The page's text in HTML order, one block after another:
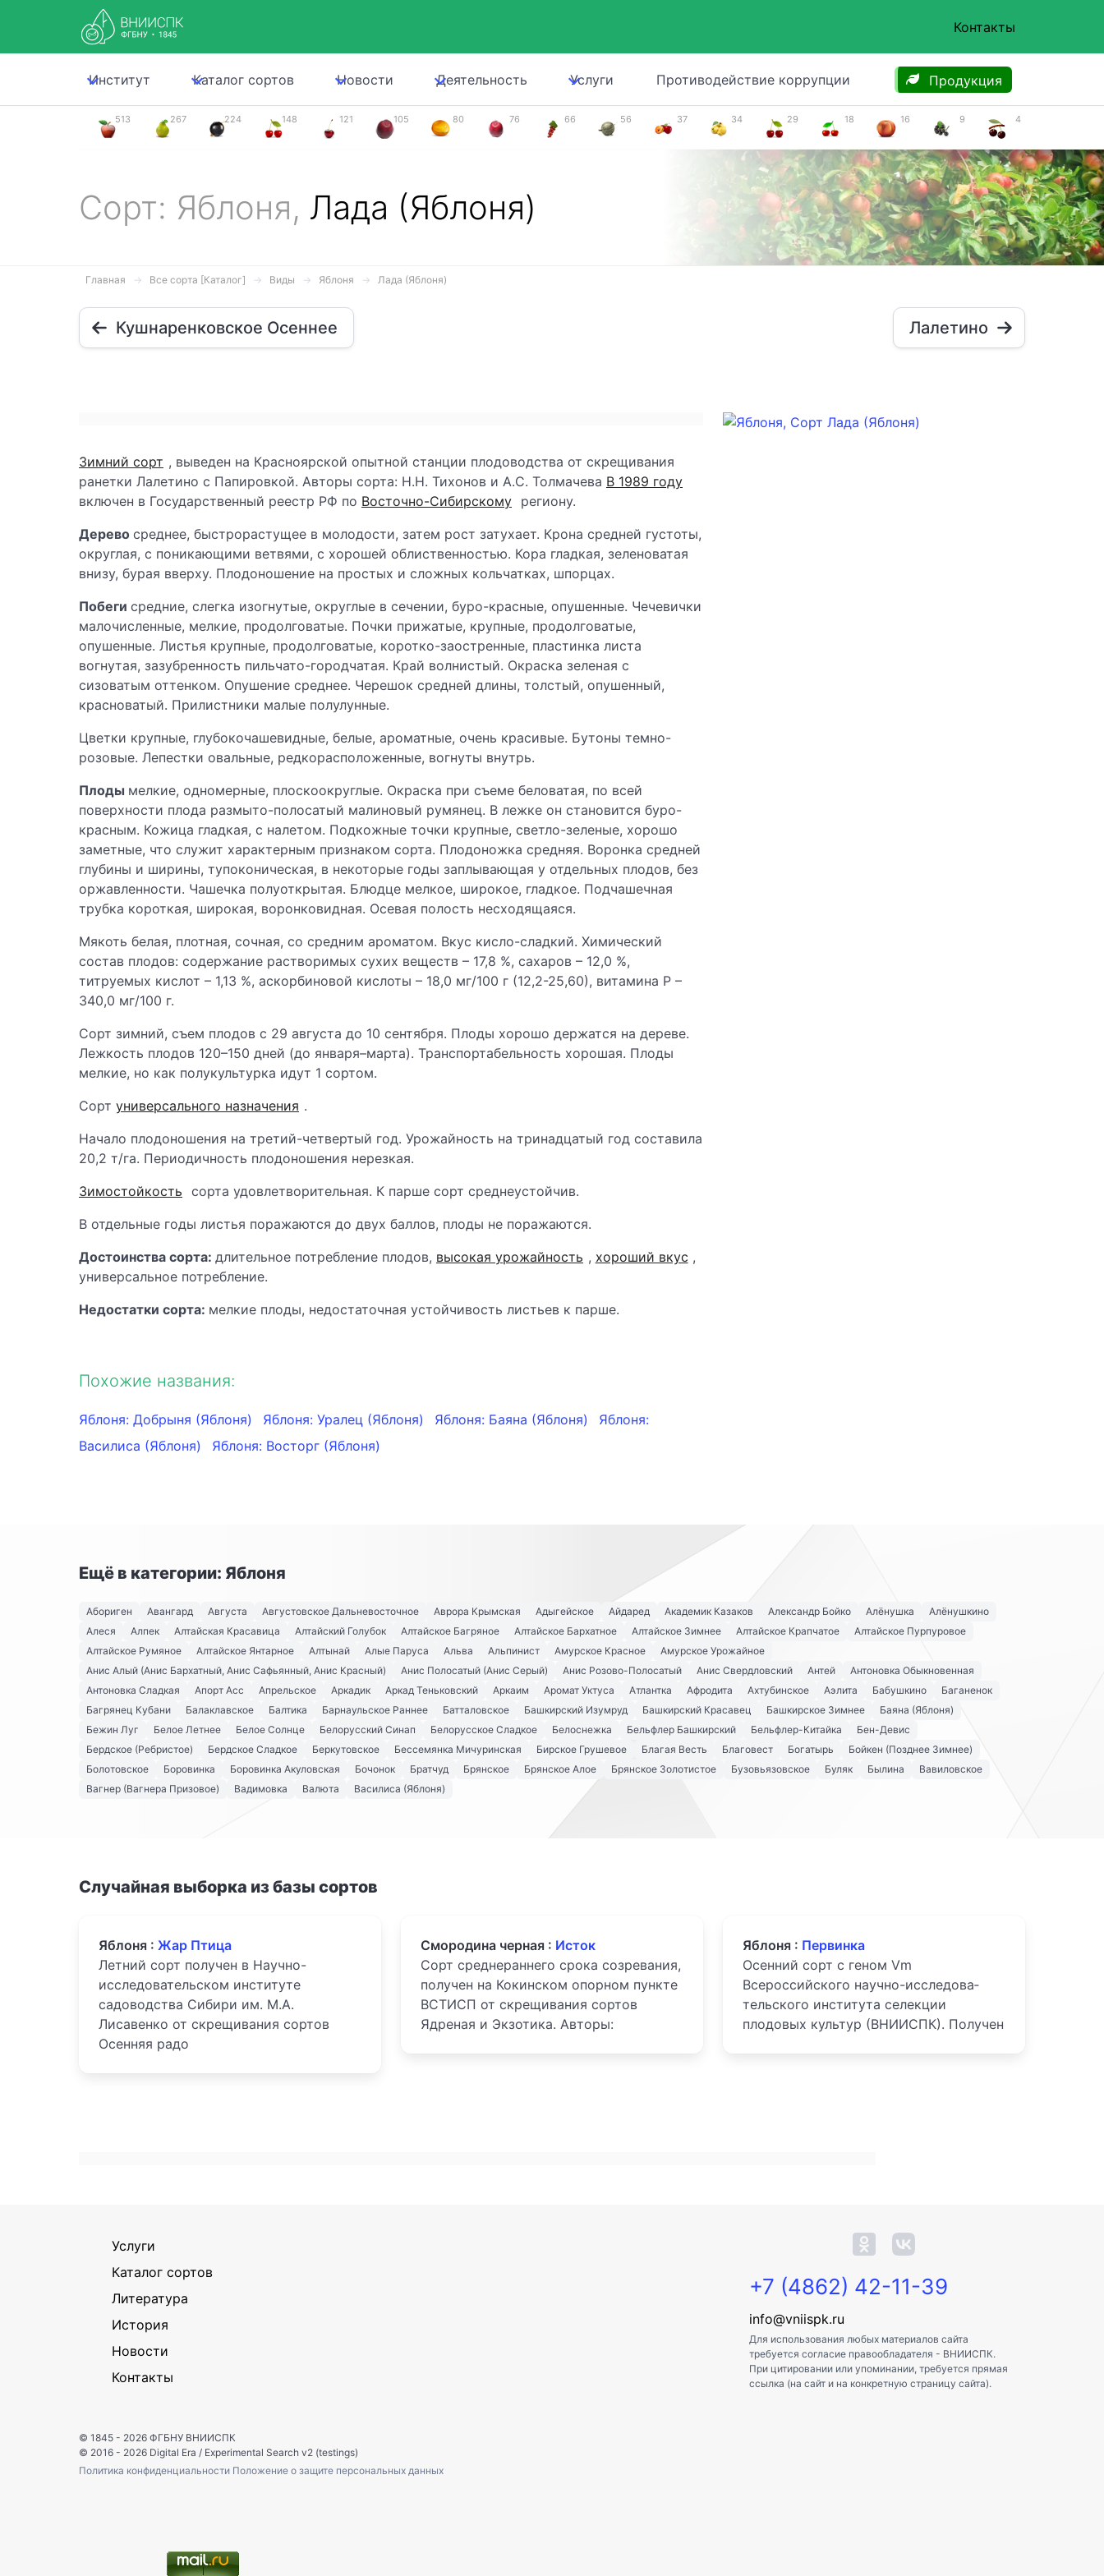
Контакты
Институт Каталог сортов Новости Деятельность Услуги Противодействие коррупции Продукция
513 267 224 148 121 105 80 76 66 56 37 34 29 18 16 9 4
Сорт: Яблоня, Лада (Яблоня)
Главная Все сорта [Каталог] Виды Яблоня Лада (Яблоня)
Кушнаренковское Осеннее Лалетино
Зимний сорт , выведен на Красноярской опытной станции плодоводства от скрещивания
ранетки Лалетино с Папировкой. Авторы сорта: Н.Н. Тихонов и А.С. Толмачева В 1989 году
включен в Государственный реестр РФ по Восточно-Сибирскому региону.
Дерево среднее, быстрорастущее в молодости, затем рост затухает. Крона средней густоты,
округлая, с поникающими ветвями, с хорошей облиственностью. Кора гладкая, зеленоватая
внизу, бурая вверху. Плодоношение на простых и сложных кольчатках, шпорцах.
Побеги средние, слегка изогнутые, округлые в сечении, буро-красные, опушенные. Чечевички
малочисленные, мелкие, продолговатые. Почки прижатые, крупные, продолговатые,
опушенные. Листья крупные, продолговатые, коротко-заостренные, пластинка листа
вогнутая, зазубренность пильчато-городчатая. Край волнистый. Окраска зеленая с
сизоватым оттенком. Опушение среднее. Черешок средней длины, толстый, опушенный,
красноватый. Прилистники малые полулунные.
Цветки крупные, глубокочашевидные, белые, ароматные, очень красивые. Бутоны темно-
розовые. Лепестки овальные, редкорасположенные, вогнуты внутрь.
Плоды мелкие, одномерные, плоскоокруглые. Окраска при съеме беловатая, по всей
поверхности плода размыто-полосатый малиновый румянец. В лежке он становится буро-
красным. Кожица гладкая, с налетом. Подкожные точки крупные, светло-зеленые, хорошо
заметные, что служит характерным признаком сорта. Плодоножка средняя. Воронка средней
глубины и ширины, тупоконическая, в некоторые годы заплывающая у отдельных плодов, без
оржавленности. Чашечка полуоткрытая. Блюдце мелкое, широкое, гладкое. Подчашечная
трубка короткая, широкая, воронковидная. Осевая полость несходящаяся.
Мякоть белая, плотная, сочная, со средним ароматом. Вкус кисло-сладкий. Химический
состав плодов: содержание растворимых сухих веществ – 17,8 %, сахаров – 12,0 %,
титруемых кислот – 1,13 %, аскорбиновой кислоты – 18,0 мг/100 г (12,2-25,60), витамина Р –
340,0 мг/100 г.
Сорт зимний, съем плодов с 29 августа до 10 сентября. Плоды хорошо держатся на дереве.
Лежкость плодов 120–150 дней (до января–марта). Транспортабельность хорошая. Плоды
мелкие, но как полукультурка идут 1 сортом.
Сорт универсального назначения .
Начало плодоношения на третий-четвертый год. Урожайность на тринадцатый год составила
20,2 т/га. Периодичность плодоношения нерезкая.
Зимостойкость сорта удовлетворительная. К парше сорт среднеустойчив.
В отдельные годы листья поражаются до двух баллов, плоды не поражаются.
Достоинства сорта: длительное потребление плодов, высокая урожайность , хороший вкус ,
универсальное потребление.
Недостатки сорта: мелкие плоды, недостаточная устойчивость листьев к парше.
Похожие названия:
Яблоня: Добрыня (Яблоня) Яблоня: Уралец (Яблоня) Яблоня: Баяна (Яблоня)
Яблоня:
Василиса (Яблоня)
Яблоня: Восторг (Яблоня)
Ещё в категории: Яблоня
Абориген Авангард Августа Августовское Дальневосточное Аврора Крымская Адыгейское Айдаред Академик Казаков Александр Бойко Алёнушка
Алёнушкино
Алеся
Алпек Алтайская Красавица Алтайский Голубок Алтайское Багряное Алтайское Бархатное Алтайское Зимнее Алтайское Крапчатое
Алтайское Пурпуровое
Алтайское Румяное
Алтайское Янтарное Алтынай Алые Паруса Альва Альпинист Амурское Красное
Амурское Урожайное
Анис Алый (Анис Бархатный, Анис Сафьянный, Анис Красный)
Анис Полосатый (Анис Серый) Анис Розово-Полосатый Анис Свердловский Антей
Антоновка Обыкновенная
Антоновка Сладкая
Апорт Асс Апрельское Аркадик Аркад Теньковский Аркаим Аромат Уктуса Атлантка Афродита Ахтубинское Аэлита Бабушкино
Баганенок
Багрянец Кубани
Балаклавское Балтика Барнаульское Раннее Батталовское Башкирский Изумруд Башкирский Красавец Башкирское Зимнее
Баяна (Яблоня)
Бежин Луг
Белое Летнее Белое Солнце Белорусский Синап Белорусское Сладкое Белоснежка Бельфлер Башкирский Бельфлер-Китайка
Бен-Девис
Бердское (Ребристое)
Бердское Сладкое Беркутовское Бессемянка Мичуринская Бирское Грушевое Благая Весть Благовест Богатырь
Бойкен (Позднее Зимнее)
Болотовское
Боровинка Боровинка Акуловская Бочонок Братчуд Брянское Брянское Алое Брянское Золотистое Бузовьязовское Буляк Былина
Вавиловское
Вагнер (Вагнера Призовое)
Вадимовка Валюта Василиса (Яблоня)
Случайная выборка из базы сортов
Яблоня : Жар Птица
Летний сорт получен в Научно-
исследовательском институте
садоводства Сибири им. М.А.
Лисавенко от скрещивания сортов
Осенняя радо
Смородина черная : Исток
Сорт среднераннего срока созревания,
получен на Кокинском опорном пункте
ВСТИСП от скрещивания сортов
Ядреная и Экзотика. Авторы:
Яблоня : Первинка
Осенний сорт с геном Vm
Всероссийского научно-иссле­до­ва­
тель­ско­го института селекции
плодовых культур (ВНИИСПК). Получен
Услуги
Каталог сортов
Литература
История
Новости
Контакты
+7 (4862) 42-11-39
info@vniispk.ru
Для использования любых материалов сайта
требуется согласие правообладателя - ВНИИСПК.
При цитировании или упоминании, требуется прямая
ссылка (на сайт и на конкретную страницу сайта).
© 1845 - 2026 ФГБНУ ВНИИСПК
© 2016 - 2026 Digital Era / Experimental Search v2 (testings)
Политика конфиденциальности Положение о защите персональных данных